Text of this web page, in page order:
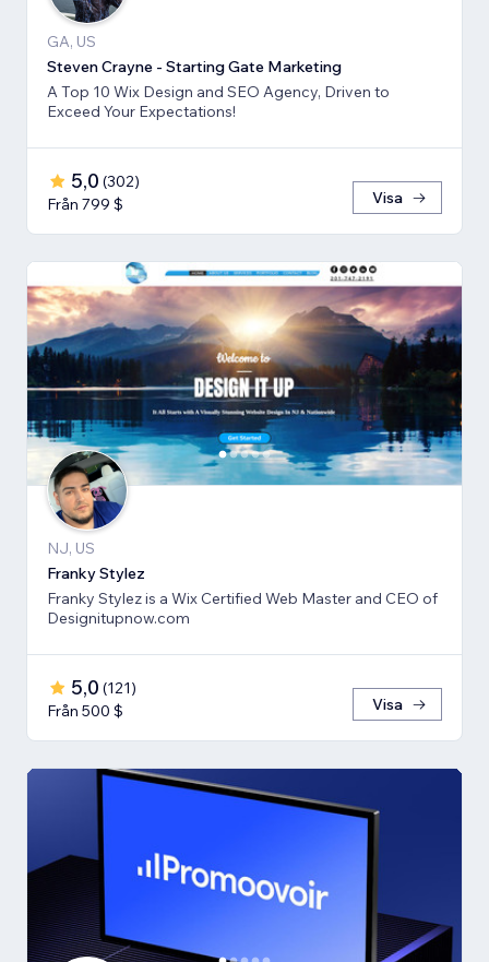
GA, US
Steven Crayne - Starting Gate Marketing
A Top 10 Wix Design and SEO Agency, Driven to
Exceed Your Expectations!
5,0 (302)
Från 799 $
Visa
NJ, US
Franky Stylez
Franky Stylez is a Wix Certified Web Master and CEO of
Designitupnow.com
5,0 (121)
Från 500 $
Visa